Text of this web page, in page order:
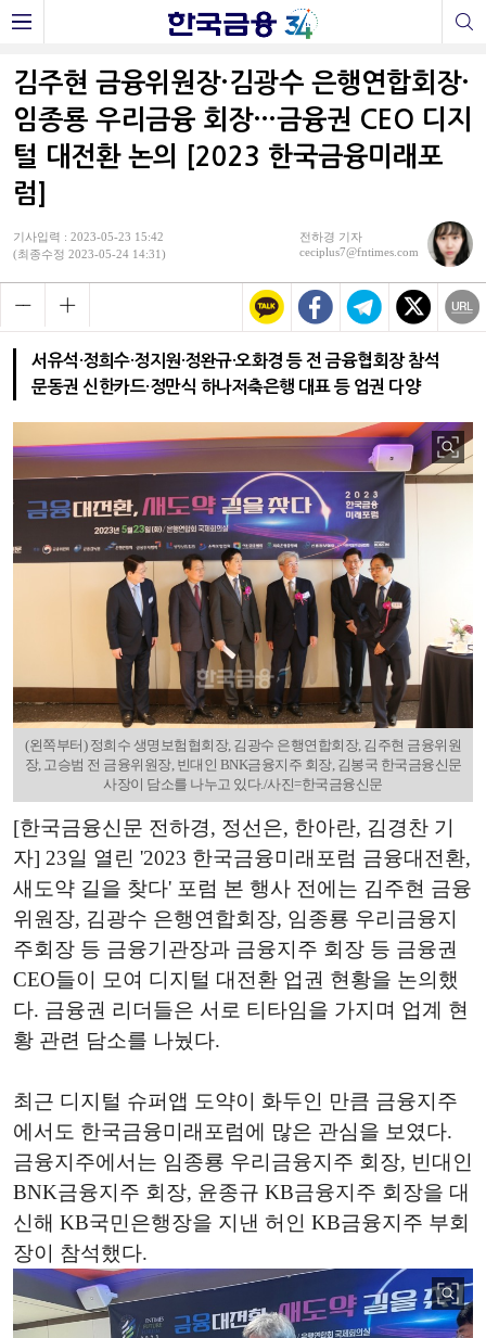
김주현 금융위원장·김광수 은행연합회장·
임종룡 우리금융 회장…금융권 CEO 디지
털 대전환 논의 [2023 한국금융미래포
럼]
기사입력 : 2023-05-23 15:42
(최종수정 2023-05-24 14:31)
전하경 기자
ceciplus7@fntimes.com
서유석·정희수·정지원·정완규·오화경 등 전 금융협회장 참석
문동권 신한카드·정만식 하나저축은행 대표 등 업권 다양
(왼쪽부터) 정희수 생명보험협회장, 김광수 은행연합회장, 김주현 금융위원
장, 고승범 전 금융위원장, 빈대인 BNK금융지주 회장, 김봉국 한국금융신문
사장이 담소를 나누고 있다./사진=한국금융신문
[한국금융신문 전하경, 정선은, 한아란, 김경찬 기
자] 23일 열린 '2023 한국금융미래포럼 금융대전환,
새도약 길을 찾다' 포럼 본 행사 전에는 김주현 금융
위원장, 김광수 은행연합회장, 임종룡 우리금융지
주회장 등 금융기관장과 금융지주 회장 등 금융권
CEO들이 모여 디지털 대전환 업권 현황을 논의했
다. 금융권 리더들은 서로 티타임을 가지며 업계 현
황 관련 담소를 나눴다.
최근 디지털 슈퍼앱 도약이 화두인 만큼 금융지주
에서도 한국금융미래포럼에 많은 관심을 보였다.
금융지주에서는 임종룡 우리금융지주 회장, 빈대인
BNK금융지주 회장, 윤종규 KB금융지주 회장을 대
신해 KB국민은행장을 지낸 허인 KB금융지주 부회
장이 참석했다.